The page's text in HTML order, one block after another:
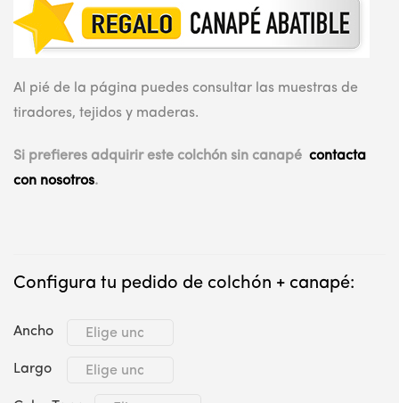
Al pié de la página puedes consultar las muestras de
tiradores, tejidos y maderas.
Si prefieres adquirir este colchón sin canapé contacta
con nosotros.
Configura tu pedido de colchón + canapé:
Ancho
Largo